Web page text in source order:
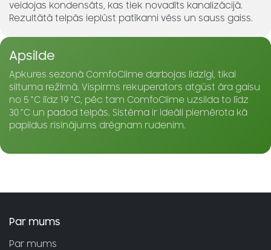
veidojas kondensāts, kas tiek novadīts kanalizācijā.
Rezultātā telpās ieplūst patīkami vēss un sauss gaiss.
Apsilde
Apkures sezonā ComfoClime darbojas līdzīgi, tikai
siltuma režīmā. Vispirms rekuperators atgūst āra gaisu
no 5 °C līdz 19 °C, pēc tam ComfoClime uzsilda to līdz
30 °C un padod telpās. Sistēma ir ideāli piemērota kā
papildus risinājums drēgnam rudenim.
Par mums
Par mums